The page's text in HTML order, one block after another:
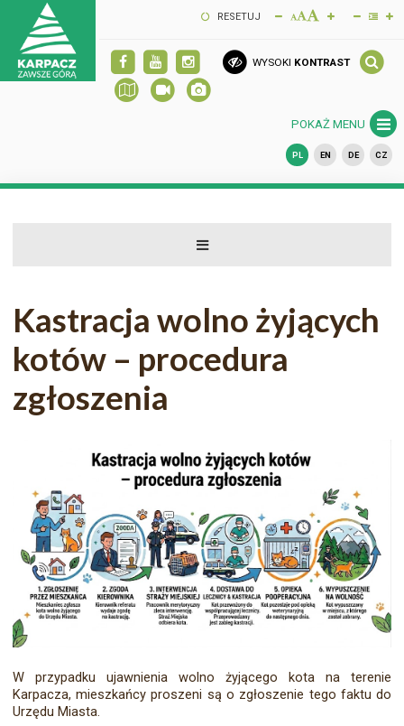
RESETUJ
WYSOKI KONTRAST
POKAŻ MENU
PL EN DE CZ
Kastracja wolno żyjących
kotów – procedura
zgłoszenia
W przypadku ujawnienia wolno żyjącego kota na terenie
Karpacza, mieszkańcy proszeni są o zgłoszenie tego faktu do
Urzędu Miasta.